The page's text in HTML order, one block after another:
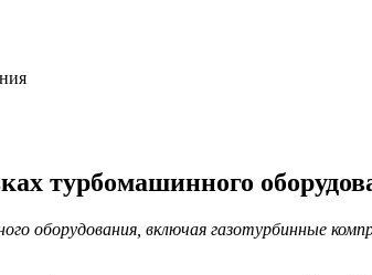
турбомашинного
оборудования, включая газотурбинные